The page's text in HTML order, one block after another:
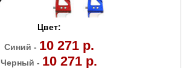
Цвет:
Синий - 10 271 р.
Черный - 10 271 р.